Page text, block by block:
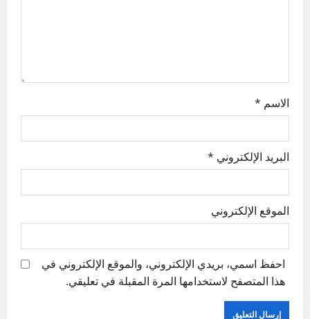
الاسم *
البريد الإلكتروني *
الموقع الإلكتروني
احفظ اسمي، بريدي الإلكتروني، والموقع الإلكتروني في
هذا المتصفح لاستخدامها المرة المقبلة في تعليقي.